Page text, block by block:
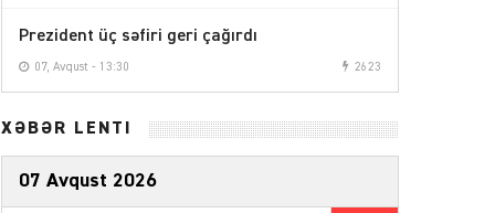
Prezident üç səfiri geri çağırdı
07, Avqust - 13:30 2623
XƏBƏR LENTİ
07 Avqust 2026